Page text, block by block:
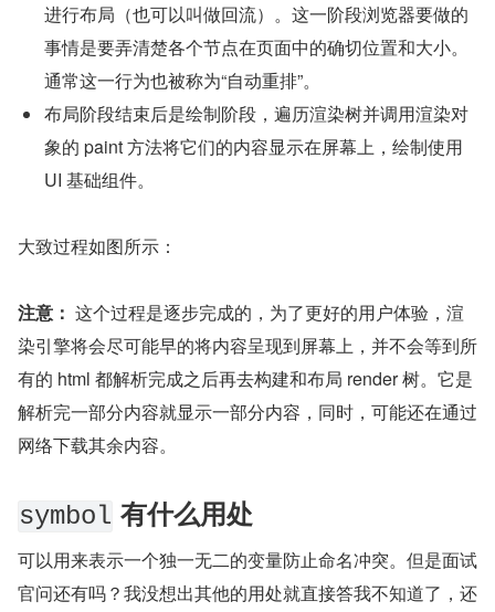
进行布局（也可以叫做回流）。这一阶段浏览器要做的
事情是要弄清楚各个节点在页面中的确切位置和大小。
通常这一行为也被称为“自动重排”。
布局阶段结束后是绘制阶段，遍历渲染树并调用渲染对
象的 paint 方法将它们的内容显示在屏幕上，绘制使用
UI 基础组件。
大致过程如图所示：
注意： 这个过程是逐步完成的，为了更好的用户体验，渲
染引擎将会尽可能早的将内容呈现到屏幕上，并不会等到所
有的 html 都解析完成之后再去构建和布局 render 树。它是
解析完一部分内容就显示一部分内容，同时，可能还在通过
网络下载其余内容。
symbol 有什么用处
可以用来表示一个独一无二的变量防止命名冲突。但是面试
官问还有吗？我没想出其他的用处就直接答我不知道了，还